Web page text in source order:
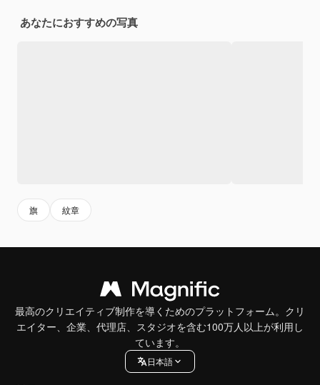
あなたにおすすめの写真
旗 紋章
最高のクリエイティブ制作を導くためのプラットフォーム。クリ
エイター、企業、代理店、スタジオを含む100万人以上が利用し
ています。
日本語